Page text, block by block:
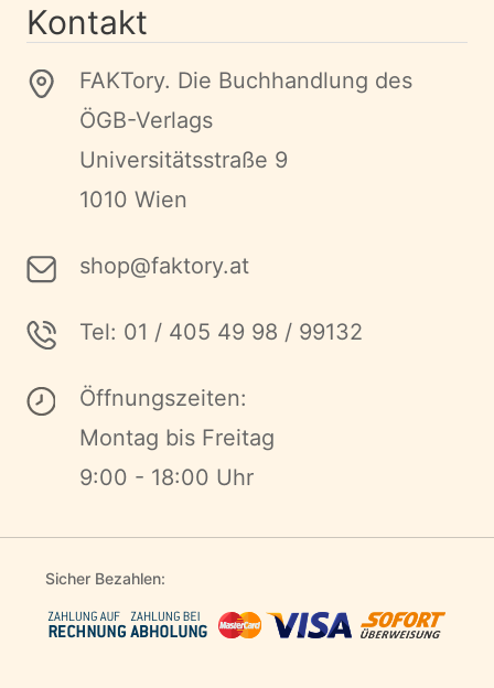
Kontakt
FAKTory. Die Buchhandlung des
ÖGB-Verlags
Universitätsstraße 9
1010 Wien
shop@faktory.at
Tel: 01 / 405 49 98 / 99132
Öffnungszeiten:
Montag bis Freitag
9:00 - 18:00 Uhr
Sicher Bezahlen: